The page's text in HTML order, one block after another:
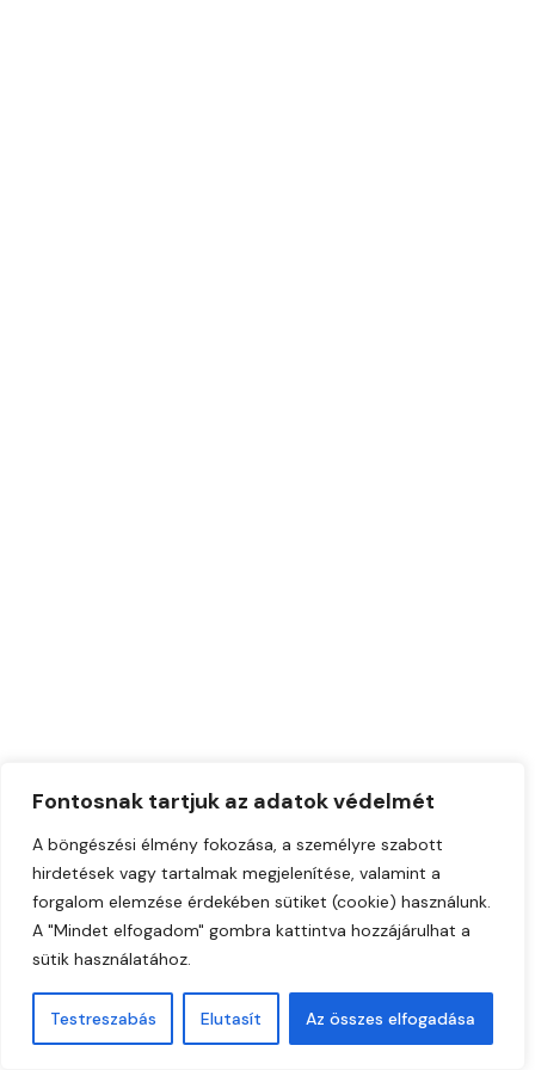
Fontosnak tartjuk az adatok védelmét
A böngészési élmény fokozása, a személyre szabott
hirdetések vagy tartalmak megjelenítése, valamint a
forgalom elemzése érdekében sütiket (cookie) használunk.
A "Mindet elfogadom" gombra kattintva hozzájárulhat a
sütik használatához.
Testreszabás Elutasít Az összes elfogadása